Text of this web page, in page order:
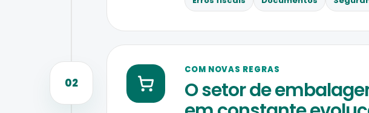
02
COM NOVAS REGRAS
O setor de